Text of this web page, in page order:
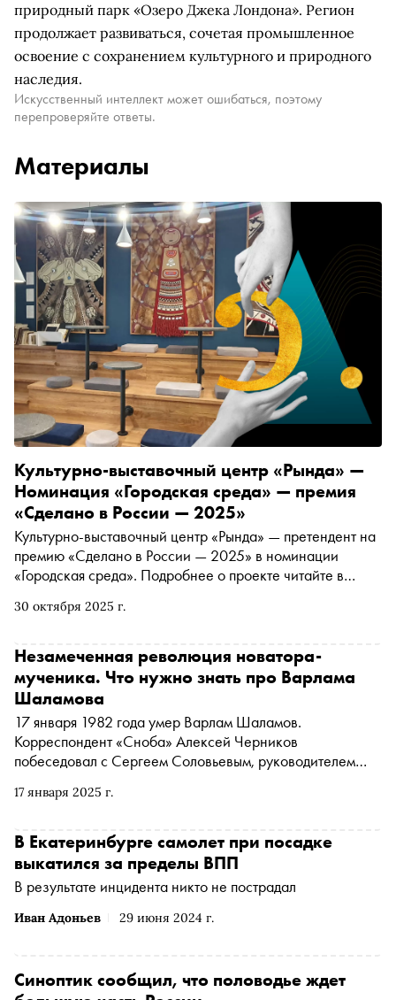
природный парк «Озеро Джека Лондона». Регион
продолжает развиваться, сочетая промышленное
освоение с сохранением культурного и природного
наследия.
Искусственный интеллект может ошибаться, поэтому
перепроверяйте ответы.
Материалы
30 октября 2025 г.
Культурно-выставочный центр «Рында» —
Номинация «Городская среда» — премия
«Сделано в России — 2025»
Культурно-выставочный центр «Рында» — претендент на
премию «Сделано в России — 2025» в номинации
«Городская среда». Подробнее о проекте читайте в
17 января 2025 г.
Незамеченная революция новатора-
мученика. Что нужно знать про Варлама
Шаламова
17 января 1982 года умер Варлам Шаламов.
Корреспондент «Сноба» Алексей Черников
побеседовал с Сергеем Соловьевым, руководителем
Российского государственного архива социально-
Шаламов совершил в литературе, чем он отличается от
Фуко, как помогает противостоять «цифровому
концлагерю» и тотальному «Диснейленду», как
сохранить себя в нечеловеческих условиях и грозят ли
они нам в скором будущем
Иван Адоньев 29 июня 2024 г.
В Екатеринбурге самолет при посадке
выкатился за пределы ВПП
В результате инцидента никто не пострадал
Синоптик сообщил, что половодье ждет